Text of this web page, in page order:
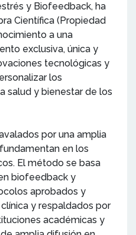
y Biofeedback, ha
Científica (Propiedad
a una
exclusiva, única y
tecnológicas y
los
salud y bienestar de los
por una amplia
en los
El método se basa
biofeedback y
aprobados y
y respaldados por
académicas y